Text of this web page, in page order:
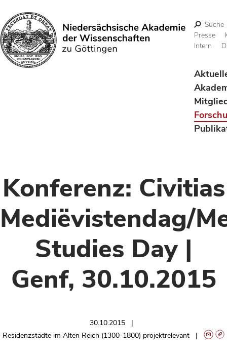
Suchen
Suche
Presse
Intern
Konferenz: Civitias
Mediëvistendag/
Studies Day |
Genf, 30.10.2015
30.10.2015
Residenzstädte im Alten Reich (1300-1800) projektrelevant